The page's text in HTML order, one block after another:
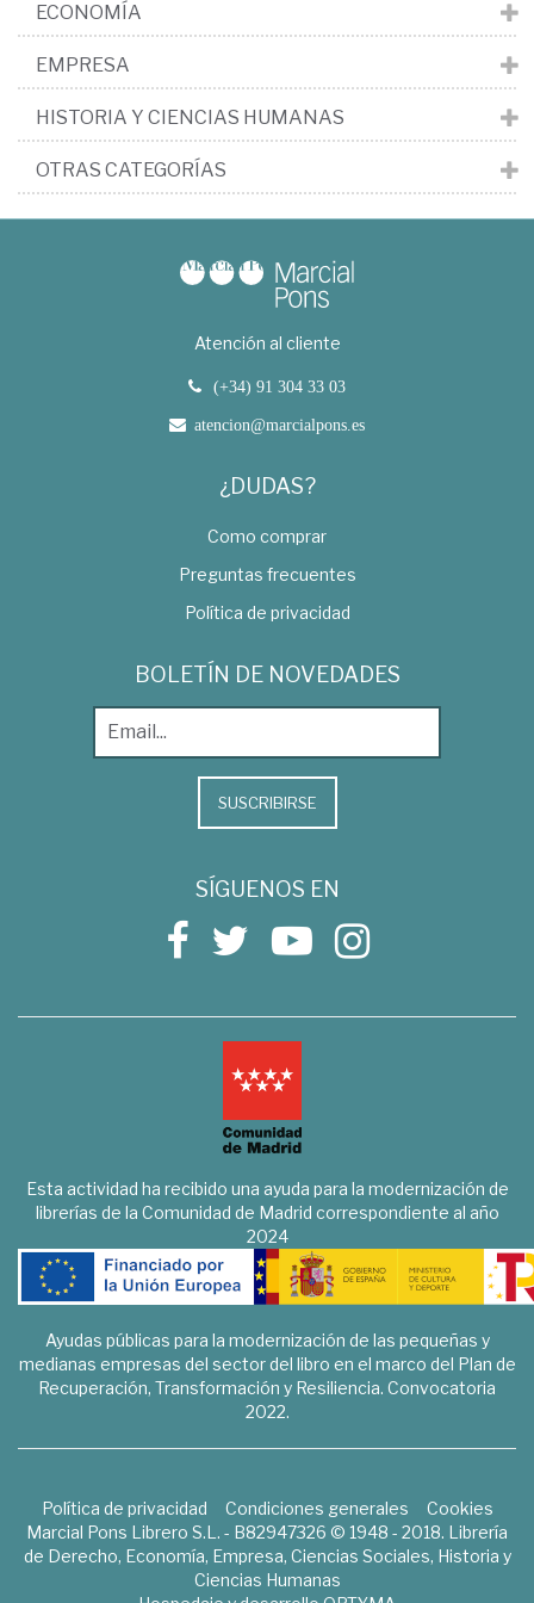
ECONOMÍA
EMPRESA
HISTORIA Y CIENCIAS HUMANAS
OTRAS CATEGORÍAS
Atención al cliente
(+34) 91 304 33 03
atencion@marcialpons.es
¿DUDAS?
Como comprar
Preguntas frecuentes
Política de privacidad
BOLETÍN DE NOVEDADES
SUSCRIBIRSE
SÍGUENOS EN
Esta actividad ha recibido una ayuda para la modernización de
librerías de la Comunidad de Madrid correspondiente al año
2024
Ayudas públicas para la modernización de las pequeñas y
medianas empresas del sector del libro en el marco del Plan de
Recuperación, Transformación y Resiliencia. Convocatoria
2022.
Política de privacidad Condiciones generales
Cookies
Marcial Pons Librero S.L. - B82947326 © 1948 - 2018. Librería
de Derecho, Economía, Empresa, Ciencias Sociales, Historia y
Ciencias Humanas